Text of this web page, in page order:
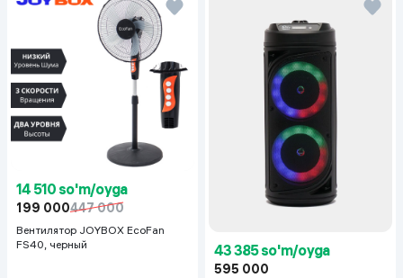
14 510 so'm/oyga
199 000447 000
Вентилятор JOYBOX EcoFan
FS40, черный
43 385 so'm/oyga
595 000